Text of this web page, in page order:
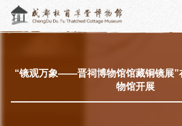
“人日游草堂”系列文化活动
“镜观万象——晋祠博物馆馆藏铜镜展”
物馆开展